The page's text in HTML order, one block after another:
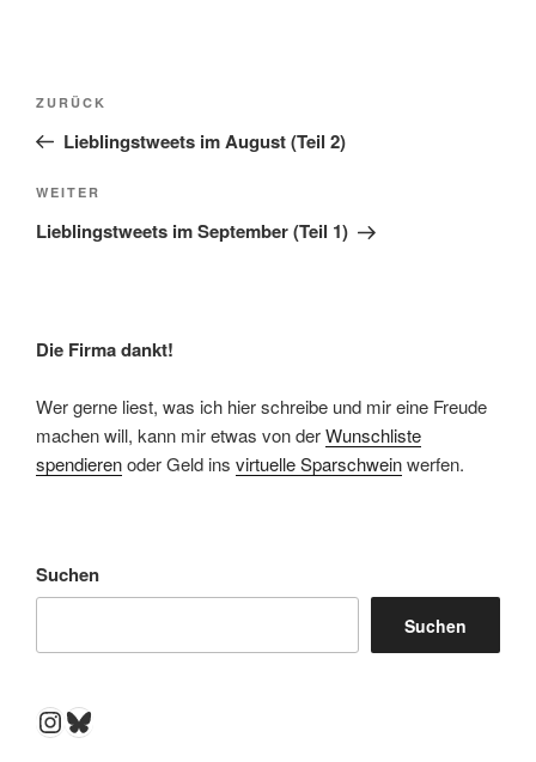
Beitragsnavigation
Vorheriger
Beitrag
ZURÜCK
Lieblingstweets im August (Teil 2)
Nächster
Beitrag
WEITER
Lieblingstweets im September (Teil 1)
Die Firma dankt!
Wer gerne liest, was ich hier schreibe und mir eine Freude
machen will, kann mir etwas von derWunschliste
spendierenoder Geld ins virtuelle Sparschweinwerfen.
Suchen
Suchen
Instagram
Bluesky